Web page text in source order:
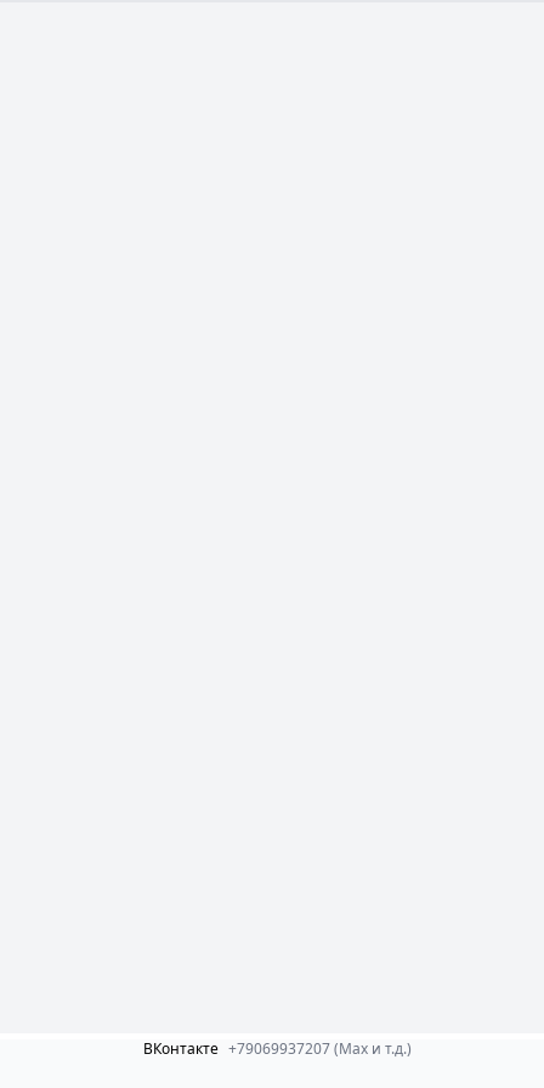
ВКонтакте +79069937207 (Max и т.д.)